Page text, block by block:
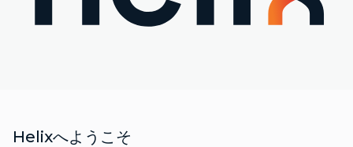
Helixへようこそ